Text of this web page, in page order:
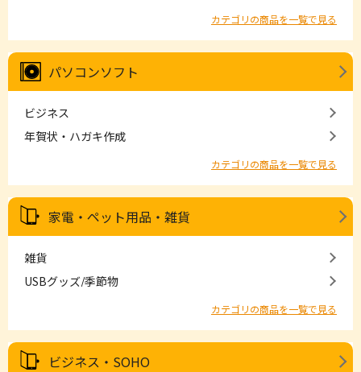
カテゴリの商品を一覧で見る
パソコンソフト
ビジネス
年賀状・ハガキ作成
カテゴリの商品を一覧で見る
家電・ペット用品・雑貨
雑貨
USBグッズ/季節物
カテゴリの商品を一覧で見る
ビジネス・SOHO